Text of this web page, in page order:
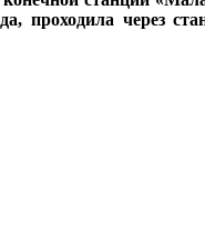
проходила через